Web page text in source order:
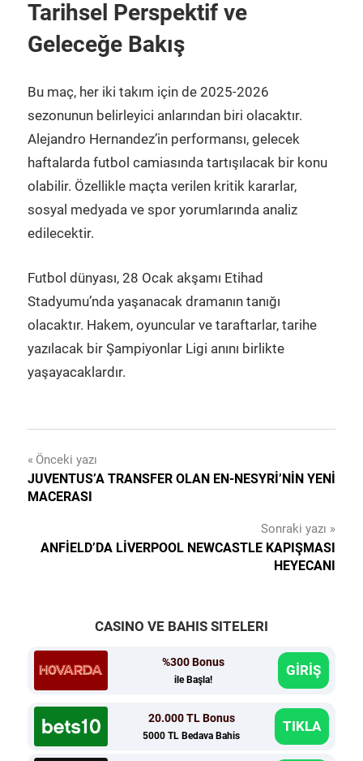
Tarihsel Perspektif ve
Geleceğe Bakış
Bu maç, her iki takım için de 2025-2026
sezonunun belirleyici anlarından biri olacaktır.
Alejandro Hernandez’in performansı, gelecek
haftalarda futbol camiasında tartışılacak bir konu
olabilir. Özellikle maçta verilen kritik kararlar,
sosyal medyada ve spor yorumlarında analiz
edilecektir.
Futbol dünyası, 28 Ocak akşamı Etihad
Stadyumu’nda yaşanacak dramanın tanığı
olacaktır. Hakem, oyuncular ve taraftarlar, tarihe
yazılacak bir Şampiyonlar Ligi anını birlikte
yaşayacaklardır.
Yazı
gezinmesi
Önceki yazı
JUVENTUS’A TRANSFER OLAN EN-NESYRI’NIN YENI
MACERASI
Sonraki yazı
ANFIELD’DA LIVERPOOL NEWCASTLE KAPIŞMASI
HEYECANI
CASINO VE BAHIS SITELERI
%300 Bonus
ile Başla!
GİRİŞ
20.000 TL Bonus
5000 TL Bedava Bahis
TIKLA